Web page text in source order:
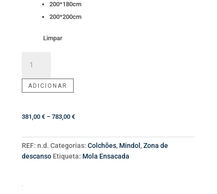
200*180cm
200*200cm
Limpar
Colchão
Maxisac
ADICIONAR
381,00 € – 783,00 €Price
381,00 €
through
783,00 €
REF: n.d. Categorias: Colchões, Mindol ,Zona de
descanso Etiqueta: Mola Ensacada